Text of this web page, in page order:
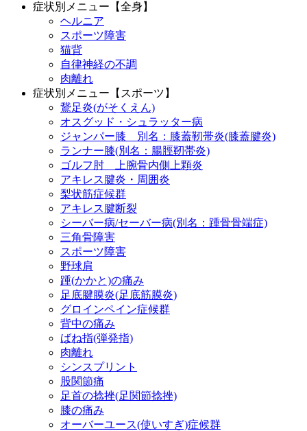
症状別メニュー【全身】
ヘルニア
スポーツ障害
猫背
自律神経の不調
肉離れ
症状別メニュー【スポーツ】
鵞足炎(がそくえん)
オスグッド・シュラッター病
ジャンパー膝 別名：膝蓋靭帯炎(膝蓋腱炎)
ランナー膝(別名：腸脛靭帯炎)
ゴルフ肘 上腕骨内側上顆炎
アキレス腱炎・周囲炎
梨状筋症候群
アキレス腱断裂
シーバー病/セーバー病(別名：踵骨骨端症)
三角骨障害
スポーツ障害
野球肩
踵(かかと)の痛み
足底腱膜炎(足底筋膜炎)
グロインペイン症候群
背中の痛み
ばね指(弾発指)
肉離れ
シンスプリント
股関節痛
足首の捻挫(足関節捻挫)
膝の痛み
オーバーユース(使いすぎ)症候群